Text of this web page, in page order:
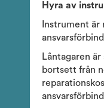
Hyra av
Instrument är
Låntagaren
bortsett från